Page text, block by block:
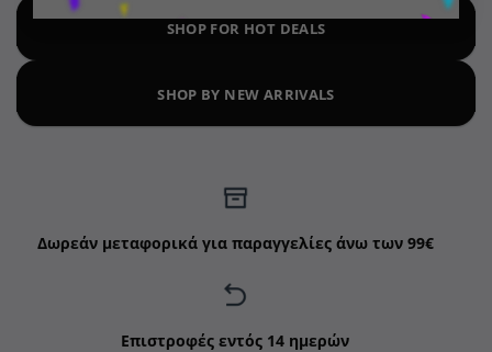
SHOP FOR HOT DEALS
SHOP BY NEW ARRIVALS
Δωρεάν μεταφορικά για παραγγελίες άνω των 99€
Επιστροφές εντός 14 ημερών